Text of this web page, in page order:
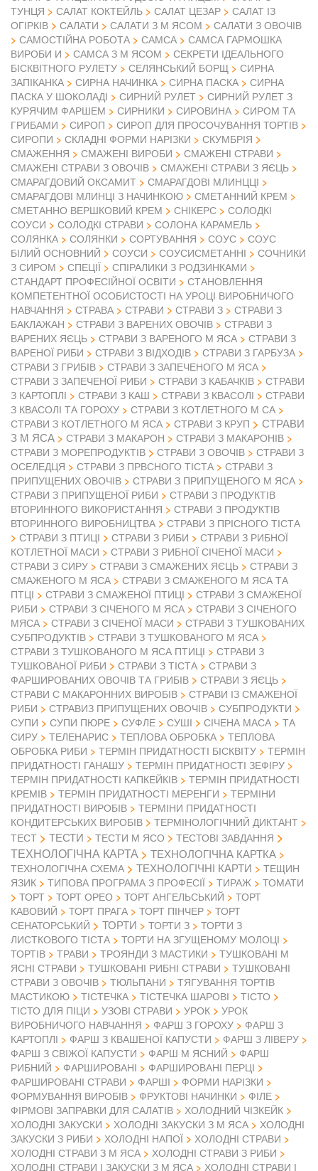
ТУНЦЯ
САЛАТ КОКТЕЙЛЬ САЛАТ ЦЕЗАР
САЛАТ ІЗ
ОГІРКІВ
САЛАТИ САЛАТИ З М ЯСОМ
САЛАТИ З ОВОЧІВ
САМОСТІЙНА РОБОТА
САМСА
САМСА ГАРМОШКА
ВИРОБИ И
САМСА З М ЯСОМ
СЕКРЕТИ ІДЕАЛЬНОГО
БІСКВІТНОГО РУЛЕТУ
СЕЛЯНСЬКИЙ БОРЩ
СИРНА
ЗАПІКАНКА
СИРНА НАЧИНКА СИРНА ПАСКА
СИРНА
ПАСКА У ШОКОЛАДІ
СИРНИЙ РУЛЕТ
СИРНИЙ РУЛЕТ З
КУРЯЧИМ ФАРШЕМ
СИРНИКИ СИРОВИНА
СИРОМ ТА
ГРИБАМИ
СИРОП
СИРОП ДЛЯ ПРОСОЧУВАННЯ ТОРТІВ
СИРОПИ
СКЛАДНІ ФОРМИ НАРІЗКИ
СКУМБРІЯ
СМАЖЕННЯ
СМАЖЕНІ ВИРОБИ
СМАЖЕНІ СТРАВИ
СМАЖЕНІ СТРАВИ З ОВОЧІВ
СМАЖЕНІ СТРАВИ З ЯЄЦЬ
СМАРАГДОВИЙ ОКСАМИТ
СМАРАГДОВІ МЛИНЦЦІ
СМАРАГДОВІ МЛИНЦІ З НАЧИНКОЮ
СМЕТАННИЙ КРЕМ
СМЕТАННО ВЕРШКОВИЙ КРЕМ
СНІКЕРС
СОЛОДКІ
СОУСИ
СОЛОДКІ СТРАВИ
СОЛОНА КАРАМЕЛЬ
СОЛЯНКА
СОЛЯНКИ СОРТУВАННЯ СОУС
СОУС
БІЛИЙ ОСНОВНИЙ
СОУСИ СОУСИСМЕТАННІ
СОЧНИКИ
З СИРОМ
СПЕЦІЇ
СПІРАЛИКИ З РОДЗИНКАМИ
СТАНДАРТ ПРОФЕСІЙНОЇ ОСВІТИ
СТАНОВЛЕННЯ
КОМПЕТЕНТНОЇ ОСОБИСТОСТІ НА УРОЦІ ВИРОБНИЧОГО
НАВЧАННЯ
СТРАВА СТРАВИ СТРАВИ З
СТРАВИ З
БАКЛАЖАН
СТРАВИ З ВАРЕНИХ ОВОЧІВ
СТРАВИ З
ВАРЕНИХ ЯЄЦЬ
СТРАВИ З ВАРЕНОГО М ЯСА
СТРАВИ З
ВАРЕНОЇ РИБИ
СТРАВИ З ВІДХОДІВ
СТРАВИ З ГАРБУЗА
СТРАВИ З ГРИБІВ
СТРАВИ З ЗАПЕЧЕНОГО М ЯСА
СТРАВИ З ЗАПЕЧЕНОЇ РИБИ
СТРАВИ З КАБАЧКІВ
СТРАВИ
З КАРТОПЛІ
СТРАВИ З КАШ СТРАВИ З КВАСОЛІ
СТРАВИ
З КВАСОЛІ ТА ГОРОХУ
СТРАВИ З КОТЛЕТНОГО М СА
СТРАВИ З КОТЛЕТНОГО М ЯСА
СТРАВИ З КРУП
СТРАВИ
З М ЯСА
СТРАВИ З МАКАРОН
СТРАВИ З МАКАРОНІВ
СТРАВИ З МОРЕПРОДУКТІВ
СТРАВИ З ОВОЧІВ
СТРАВИ З
ОСЕЛЕДЦЯ
СТРАВИ З ПРВСНОГО ТІСТА
СТРАВИ З
ПРИПУЩЕНИХ ОВОЧІВ
СТРАВИ З ПРИПУЩЕНОГО М ЯСА
СТРАВИ З ПРИПУЩЕНОЇ РИБИ
СТРАВИ З ПРОДУКТІВ
ВТОРИННОГО ВИКОРИСТАННЯ
СТРАВИ З ПРОДУКТІВ
ВТОРИННОГО ВИРОБНИЦТВА
СТРАВИ З ПРІСНОГО ТІСТА
СТРАВИ З ПТИЦІ
СТРАВИ З РИБИ
СТРАВИ З РИБНОЇ
КОТЛЕТНОЇ МАСИ
СТРАВИ З РИБНОЇ СІЧЕНОЇ МАСИ
СТРАВИ З СИРУ
СТРАВИ З СМАЖЕНИХ ЯЄЦЬ
СТРАВИ З
СМАЖЕНОГО М ЯСА
СТРАВИ З СМАЖЕНОГО М ЯСА ТА
ПТЦІ
СТРАВИ З СМАЖЕНОЇ ПТИЦІ
СТРАВИ З СМАЖЕНОЇ
РИБИ
СТРАВИ З СІЧЕНОГО М ЯСА
СТРАВИ З СІЧЕНОГО
МЯСА
СТРАВИ З СІЧЕНОЇ МАСИ
СТРАВИ З ТУШКОВАНИХ
СУБПРОДУКТІВ
СТРАВИ З ТУШКОВАНОГО М ЯСА
СТРАВИ З ТУШКОВАНОГО М ЯСА ПТИЦІ
СТРАВИ З
ТУШКОВАНОЇ РИБИ
СТРАВИ З ТІСТА
СТРАВИ З
ФАРШИРОВАНИХ ОВОЧІВ ТА ГРИБІВ
СТРАВИ З ЯЄЦЬ
СТРАВИ С МАКАРОННИХ ВИРОБІВ
СТРАВИ ІЗ СМАЖЕНОЇ
РИБИ
СТРАВИЗ ПРИПУЩЕНИХ ОВОЧІВ
СУБПРОДУКТИ
СУПИ
СУПИ ПЮРЕ СУФЛЕ СУШІ СІЧЕНА МАСА
ТА
СИРУ
ТЕЛЕНАРИС ТЕПЛОВА ОБРОБКА
ТЕПЛОВА
ОБРОБКА РИБИ
ТЕРМІН ПРИДАТНОСТІ БІСКВІТУ
ТЕРМІН
ПРИДАТНОСТІ ГАНАШУ
ТЕРМІН ПРИДАТНОСТІ ЗЕФІРУ
ТЕРМІН ПРИДАТНОСТІ КАПКЕЙКІВ
ТЕРМІН ПРИДАТНОСТІ
КРЕМІВ
ТЕРМІН ПРИДАТНОСТІ МЕРЕНГИ
ТЕРМІНИ
ПРИДАТНОСТІ ВИРОБІВ
ТЕРМІНИ ПРИДАТНОСТІ
КОНДИТЕРСЬКИХ ВИРОБІВ
ТЕРМІНОЛОГІЧНИЙ ДИКТАНТ
ТЕСТ
ТЕСТИ ТЕСТИ М ЯСО ТЕСТОВІ ЗАВДАННЯ
ТЕХНОЛОГІЧНА КАРТА ТЕХНОЛОГІЧНА КАРТКА
ТЕХНОЛОГІЧНА СХЕМА ТЕХНОЛОГІЧНІ КАРТИ
ТЕЩИН
ЯЗИК
ТИПОВА ПРОГРАМА З ПРОФЕСІЇ ТИРАЖ ТОМАТИ
ТОРТ ТОРТ ОРЕО ТОРТ АНГЕЛЬСЬКИЙ
ТОРТ
КАВОВИЙ
ТОРТ ПРАГА ТОРТ ПІНЧЕР
ТОРТ
СЕНАТОРСЬКИЙ
ТОРТИ ТОРТИ З
ТОРТИ З
ЛИСТКОВОГО ТІСТА
ТОРТИ НА ЗГУЩЕНОМУ МОЛОЦІ
ТОРТІВ
ТРАВИ ТРОЯНДИ З МАСТИКИ
ТУШКОВАНІ М
ЯСНІ СТРАВИ
ТУШКОВАНІ РИБНІ СТРАВИ
ТУШКОВАНІ
СТРАВИ З ОВОЧІВ
ТЮЛЬПАНИ
ТЯГУВАННЯ ТОРТІВ
МАСТИКОЮ
ТІСТЕЧКА ТІСТЕЧКА ШАРОВІ
ТІСТО
ТІСТО ДЛЯ ПІЦИ
УЗОВІ СТРАВИ УРОК
УРОК
ВИРОБНИЧОГО НАВЧАННЯ
ФАРШ З ГОРОХУ
ФАРШ З
КАРТОПЛІ
ФАРШ З КВАШЕНОЇ КАПУСТИ
ФАРШ З ЛІВЕРУ
ФАРШ З СВІЖОЇ КАПУСТИ
ФАРШ М ЯСНИЙ
ФАРШ
РИБНИЙ
ФАРШИРОВАНІ
ФАРШИРОВАНІ ПЕРЦІ
ФАРШИРОВАНІ СТРАВИ
ФАРШІ
ФОРМИ НАРІЗКИ
ФОРМУВАННЯ ВИРОБІВ
ФРУКТОВІ НАЧИНКИ
ФІЛЕ
ФІРМОВІ ЗАПРАВКИ ДЛЯ САЛАТІВ
ХОЛОДНИЙ ЧІЗКЕЙК
ХОЛОДНІ ЗАКУСКИ
ХОЛОДНІ ЗАКУСКИ З М ЯСА
ХОЛОДНІ
ЗАКУСКИ З РИБИ
ХОЛОДНІ НАПОЇ
ХОЛОДНІ СТРАВИ
ХОЛОДНІ СТРАВИ З М ЯСА
ХОЛОДНІ СТРАВИ З РИБИ
ХОЛОДНІ СТРАВИ І ЗАКУСКИ З М ЯСА
ХОЛОДНІ СТРАВИ І